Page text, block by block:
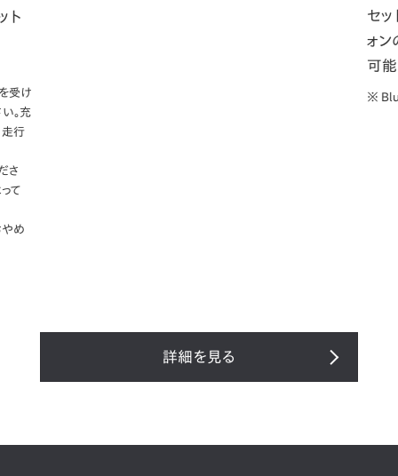
ト
受け
。充
走行
さ
て
やめ
セッ
ォン
可
※
詳細を見る